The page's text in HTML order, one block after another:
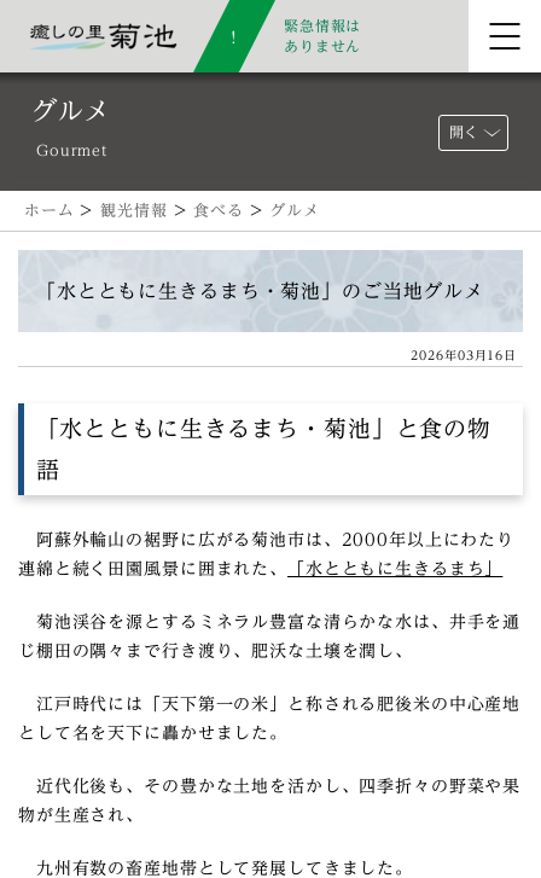
緊急情報は
ありません
グルメ
Gourmet
開く
ホーム >観光情報 >食べる > グルメ
「水とともに生きるまち・菊池」のご当地グルメ
2026年03月16日
「水とともに生きるまち・菊池」と食の物
語
阿蘇外輪山の裾野に広がる菊池市は、2000年以上にわたり
連綿と続く田園風景に囲まれた、
「水とともに生きるまち」
菊池渓谷を源とするミネラル豊富な清らかな水は、井手を通
じ棚田の隅々まで行き渡り、肥沃な土壌を潤し、
江戸時代には「天下第一の米」と称される肥後米の中心産地
として名を天下に轟かせました。
近代化後も、その豊かな土地を活かし、四季折々の野菜や果
物が生産され、
九州有数の畜産地帯として発展してきました。